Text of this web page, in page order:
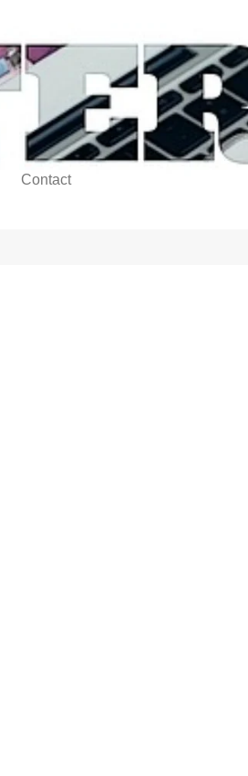
Contact